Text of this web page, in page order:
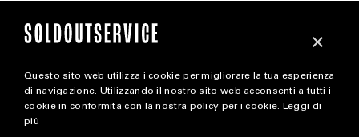
magazine
×
Questo sito web utilizza i cookie per migliorare la tua esperienza
di navigazione. Utilizzando il nostro sito web acconsenti a tutti i
cookie in conformità con la nostra policy per i cookie. Leggi di
più